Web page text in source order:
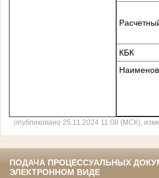
КБК
опубликовано 25.11.2024 11:08 (МСК),
ПОДАЧА ПРОЦЕССУАЛЬНЫХ
ЭЛЕКТРОННОМ ВИДЕ